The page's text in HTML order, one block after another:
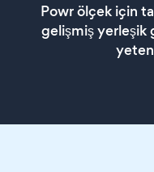
Powr ölçek için
gelişmiş yerleşik